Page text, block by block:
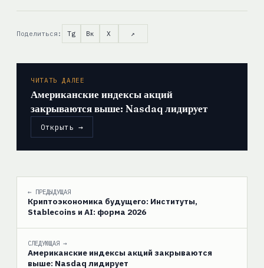
Поделиться: Tg Вк X ↗
ЧИТАТЬ ДАЛЕЕ
Американские индексы акций
закрываются выше: Nasdaq лидирует
Открыть →
← ПРЕДЫДУЩАЯ
Криптоэкономика будущего: Институты,
Stablecoins и AI: форма 2026
СЛЕДУЮЩАЯ →
Американские индексы акций закрываются
выше: Nasdaq лидирует